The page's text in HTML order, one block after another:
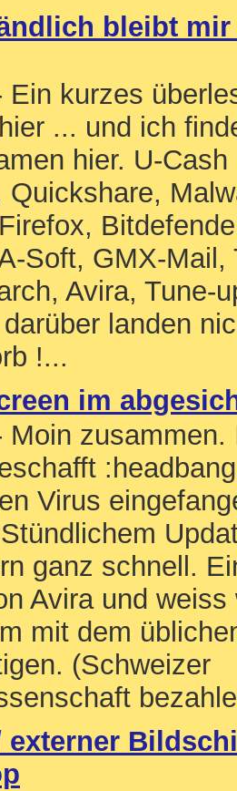
bleibt
Ein kurzes
... und ich
hier. U-Cash
Quickshare,
Soft, GMX-Mail,
Avira, Tune-
landen
!...
im
Moin zusammen.
Virus
ganz schnell.
Avira und weiss
mit dem
(Schweizer
externer